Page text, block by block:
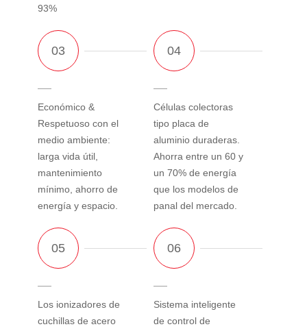
93%
Económico &
Respetuoso con el
medio ambiente:
larga vida útil,
mantenimiento
mínimo, ahorro de
energía y espacio.
Células colectoras
tipo placa de
aluminio duraderas.
Ahorra entre un 60 y
un 70% de energía
que los modelos de
panal del mercado.
Los ionizadores de
cuchillas de acero
Sistema inteligente
de control de